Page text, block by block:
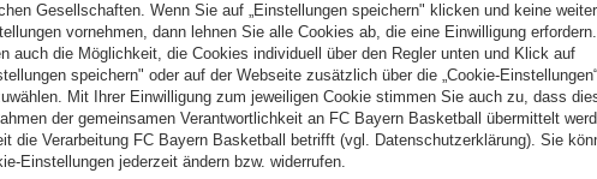
DEN TRIBÜNEN
Aufeinandertreffen, das zwei in Rot und in Weiß
in eine außergewöhnliche Atmosphäre hüllten. Beide Kurven
und die in der Mitte dieses riesigen Ovals mit